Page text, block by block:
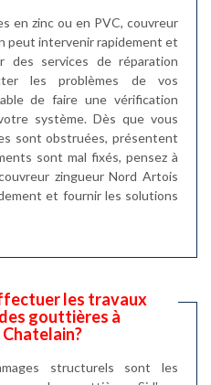
en zinc ou en PVC, couvreur
peut intervenir rapidement et
des services de réparation
les problèmes de vos
de faire une vérification
système. Dès que vous
sont obstruées, présentent
sont mal fixés, pensez à
zingueur Nord Artois
et fournir les solutions
les travaux
gouttières à
structurels sont les